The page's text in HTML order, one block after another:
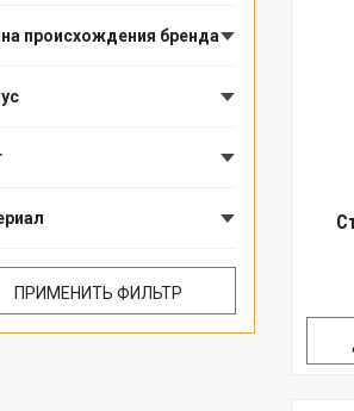
происхождения бренда